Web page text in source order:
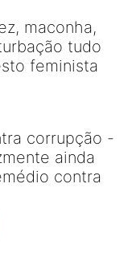
maconha,
tudo
feminista
corrupção -
ainda
contra